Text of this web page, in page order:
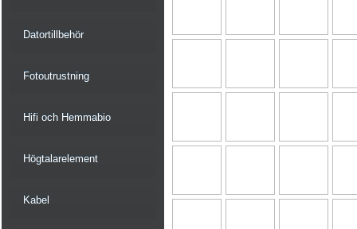
Datortillbehör
Fotoutrustning
Hifi och Hemmabio
Högtalarelement
Kabel